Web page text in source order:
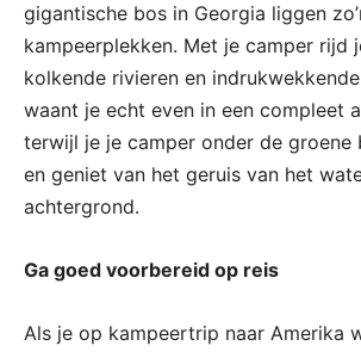
gigantische bos in Georgia liggen
kampeerplekken. Met je camper rijd
kolkende rivieren en
waant je echt even in een compleet
terwijl je je camper onder de groene
en geniet van het geruis van het
achtergrond.
Ga goed voorbereid op reis
Als je op kampeertrip naar Amerika